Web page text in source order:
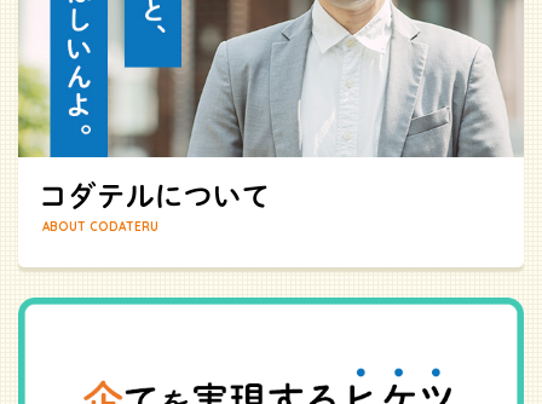
ABOUT CODATERU